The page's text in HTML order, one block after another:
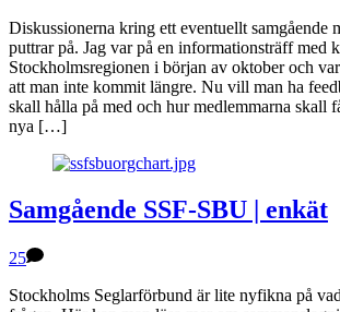
Diskussionerna kring ett eventuellt samgående
puttrar på. Jag var på en informationsträff med
Stockholmsregionen i början av oktober och
att man inte kommit längre. Nu vill man ha
skall hålla på med och hur medlemmarna skall
nya […]
Samgående SSF-SBU | enkät
25
Stockholms Seglarförbund är lite nyfikna på